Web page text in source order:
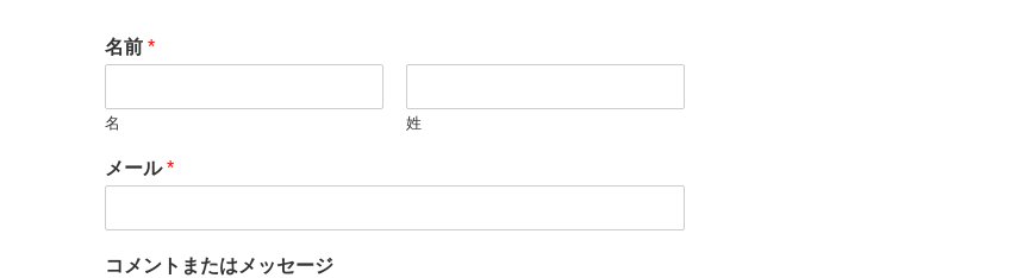
名前 *
名 姓
メール*
コメントまたはメッセージ